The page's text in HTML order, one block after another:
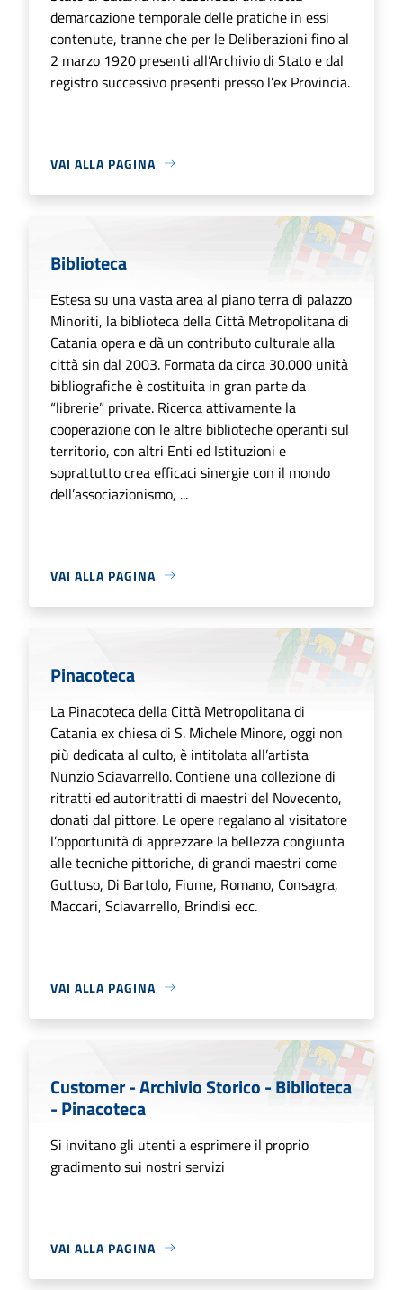
demarcazione temporale delle pratiche in essi
contenute, tranne che per le Deliberazioni fino al
2 marzo 1920 presenti all’Archivio di Stato e dal
registro successivo presenti presso l’ex Provincia.
VAI ALLA PAGINA
Biblioteca
Estesa su una vasta area al piano terra di palazzo
Minoriti, la biblioteca della Città Metropolitana di
Catania opera e dà un contributo culturale alla
città sin dal 2003. Formata da circa 30.000 unità
bibliografiche è costituita in gran parte da
“librerie” private. Ricerca attivamente la
cooperazione con le altre biblioteche operanti sul
territorio, con altri Enti ed Istituzioni e
soprattutto crea efficaci sinergie con il mondo
dell’associazionismo, ...
VAI ALLA PAGINA
Pinacoteca
La Pinacoteca della Città Metropolitana di
Catania ex chiesa di S. Michele Minore, oggi non
più dedicata al culto, è intitolata all’artista
Nunzio Sciavarrello. Contiene una collezione di
ritratti ed autoritratti di maestri del Novecento,
donati dal pittore. Le opere regalano al visitatore
l’opportunità di apprezzare la bellezza congiunta
alle tecniche pittoriche, di grandi maestri come
Guttuso, Di Bartolo, Fiume, Romano, Consagra,
Maccari, Sciavarrello, Brindisi ecc.
VAI ALLA PAGINA
Customer - Archivio Storico - Biblioteca
- Pinacoteca
Si invitano gli utenti a esprimere il proprio
gradimento sui nostri servizi
VAI ALLA PAGINA